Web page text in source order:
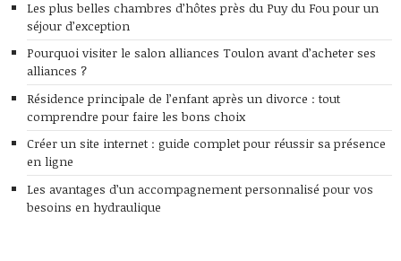
Les plus belles chambres d’hôtes près du Puy du Fou pour un
séjour d’exception
Pourquoi visiter le salon alliances Toulon avant d’acheter ses
alliances ?
Résidence principale de l’enfant après un divorce : tout
comprendre pour faire les bons choix
Créer un site internet : guide complet pour réussir sa présence
en ligne
Les avantages d’un accompagnement personnalisé pour vos
besoins en hydraulique